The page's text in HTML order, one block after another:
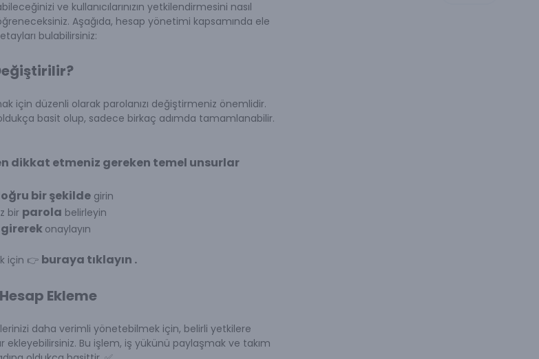
ve kullanıcılarınızın yetkilendirmesini nasıl
Aşağıda, hesap yönetimi kapsamında ele
bulabilirsiniz:
için düzenli olarak parolanızı değiştirmeniz önemlidir.
basit olup, sadece birkaç adımda tamamlanabilir.
dikkat etmeniz gereken temel unsurlar
bir şekildegirin
bir parola belirleyin
onaylayın
için 👉 buraya tıklayın .
Ekleme
daha verimli yönetebilmek için, belirli yetkilere
ekleyebilirsiniz. Bu işlem, iş yükünü paylaşmak ve takım